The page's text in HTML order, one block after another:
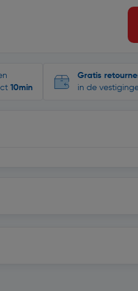
10min
Gratis
in de